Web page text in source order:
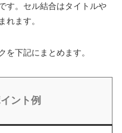
す。セル結合はタイトルや
れます。
を下記にまとめます。
ント例